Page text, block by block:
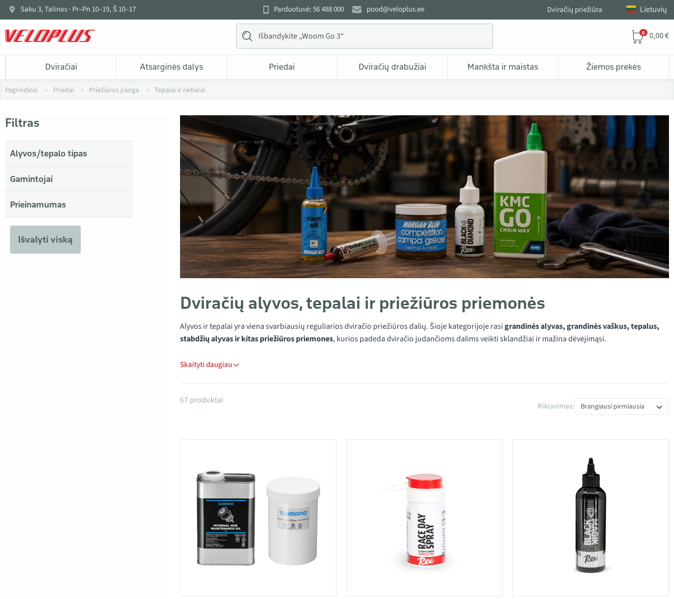
Saku 3, Talinas · Pr–Pn 10–19, Š 10–17 Parduotuvė: 56 488 000 pood@veloplus.ee Dviračių priežiūra Lietuvių
0 0,00 €
Dviračiai Atsarginės dalys Priedai Dviračių drabužiai Mankšta ir maistas Žiemos prekės
Pagrindinis Priedai Priežiūros įranga Tepalai ir riebalai
Dviračių alyvos, tepalai ir priežiūros priemonės
Alyvos ir tepalai yra viena svarbiausių reguliarios dviračio priežiūros dalių. Šioje kategorijoje rasigrandinės alyvas, grandinės vaškus, tepalus,
stabdžių alyvas ir kitas priežiūros priemones, kurios padeda dviračio judančioms dalims veikti sklandžiai ir mažina dėvėjimąsi.
Skaityti daugiau
Filtras
Alyvos/tepalo tipas
Gamintojai
Prieinamumas
Išvalyti viską
Produktai kategorijoje Tepalai ir riebalai
67 produktai
Rikiavimas: Brangiausi pirmiausia